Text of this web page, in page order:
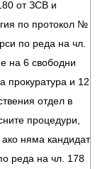
от ЗСВ и
по протокол №
по реда на чл.
на 6 свободни
прокуратура и 12
отдел в
процедури,
няма кандидат
реда на чл. 178